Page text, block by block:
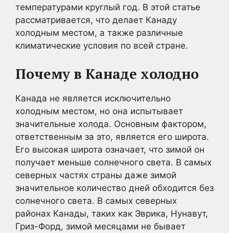
температурами круглый год. В этой статье
рассматривается, что делает Канаду
холодным местом, а также различные
климатические условия по всей стране.
Почему в Канаде холодно
Канада не является исключительно
холодным местом, но она испытывает
значительные холода. Основным фактором,
ответственным за это, является его широта.
Его высокая широта означает, что зимой он
получает меньше солнечного света. В самых
северных частях страны даже зимой
значительное количество дней обходится без
солнечного света. В самых северных
районах Канады, таких как Эврика, Нунавут,
Гриз-Форд, зимой месяцами не бывает